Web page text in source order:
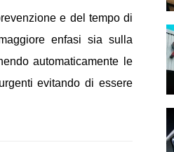
e del tempo di
enfasi sia sulla
automaticamente le
evitando di essere